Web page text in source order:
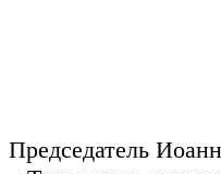
Председатель